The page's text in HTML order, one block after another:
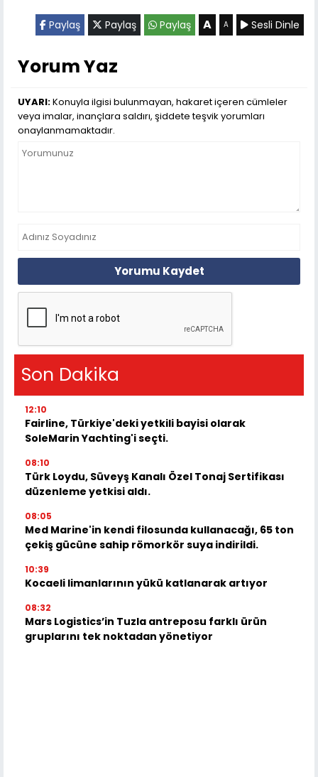
Paylaş Paylaş Paylaş A A Sesli Dinle
Yorum Yaz
UYARI:Konuyla ilgisi bulunmayan, hakaret içeren cümleler
veya imalar, inançlara saldırı, şiddete teşvik yorumları
onaylanmamaktadır.
Yorumu Kaydet
Son Dakika
12:10
Fairline, Türkiye'deki yetkili bayisi olarak
SoleMarin Yachting'i seçti.
08:10
Türk Loydu, Süveyş Kanalı Özel Tonaj Sertifikası
düzenleme yetkisi aldı.
08:05
Med Marine'in kendi filosunda kullanacağı, 65 ton
çekiş gücüne sahip römorkör suya indirildi.
10:39
Kocaeli limanlarının yükü katlanarak artıyor
08:32
Mars Logistics’in Tuzla antreposu farklı ürün
gruplarını tek noktadan yönetiyor